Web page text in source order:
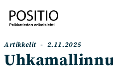
suoraan
sisältöön
Artikkelin
kategoria:
Artikkelit
Artikkeli
julkaistu:
2.11.2025